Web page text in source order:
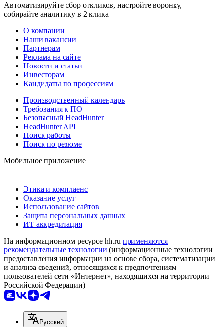
Автоматизируйте сбор откликов, настройте воронку,
собирайте аналитику в 2 клика
О компании
Наши вакансии
Партнерам
Реклама на сайте
Новости и статьи
Инвесторам
Кандидаты по профессиям
Производственный календарь
Требования к ПО
Безопасный HeadHunter
HeadHunter API
Поиск работы
Поиск по резюме
Мобильное приложение
Этика и комплаенс
Оказание услуг
Использование сайтов
Защита персональных данных
ИТ аккредитация
На информационном ресурсе hh.ru применяются
рекомендательные технологии (информационные технологии
предоставления информации на основе сбора, систематизации
и анализа сведений, относящихся к предпочтениям
пользователей сети «Интернет», находящихся на территории
Российской Федерации)
Русский